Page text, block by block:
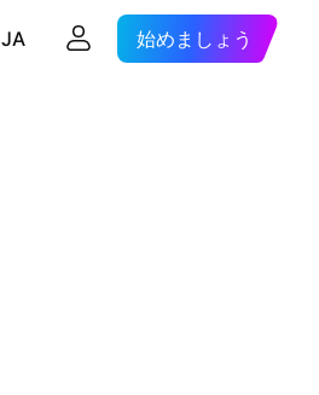
JA 始めましょう